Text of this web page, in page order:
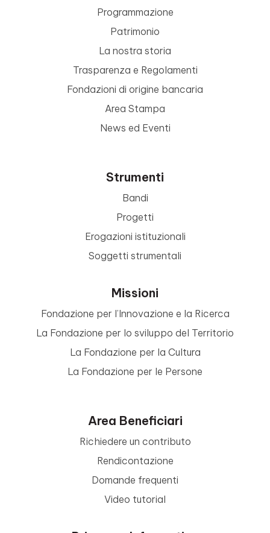
Programmazione
Patrimonio
La nostra storia
Trasparenza e Regolamenti
Fondazioni di origine bancaria
Area Stampa
News ed Eventi
Strumenti
Bandi
Progetti
Erogazioni istituzionali
Soggetti strumentali
Missioni
Fondazione per l’Innovazione e la Ricerca
La Fondazione per lo sviluppo del Territorio
La Fondazione per la Cultura
La Fondazione per le Persone
Area Beneficiari
Richiedere un contributo
Rendicontazione
Domande frequenti
Video tutorial